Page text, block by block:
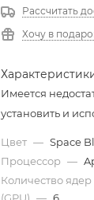
Рассчитать
Хочу в
Имеется
установить и
Цвет — Space
Процессор —
Количество